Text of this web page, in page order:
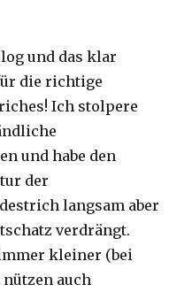
und das klar
die richtige
Ich stolpere
und habe den
der
langsam aber
verdrängt.
kleiner (bei
nützen auch